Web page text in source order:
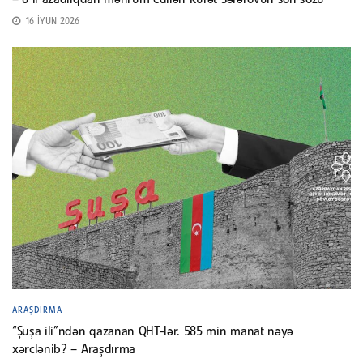
16 İYUN 2026
ARAŞDIRMA
“Şuşa ili”ndən qazanan QHT-lər. 585 min manat nəyə
xərclənib? – Araşdırma